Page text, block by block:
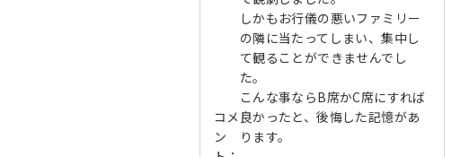
コメ
ン
しかもお行儀の悪いファミリー
の隣に当たってしまい、集中し
て観ることができませんでし
た。
こんな事ならB席かC席にすれば
良かったと、後悔した記憶があ
ります。